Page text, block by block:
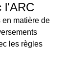
l'ARC
matière de
les règles